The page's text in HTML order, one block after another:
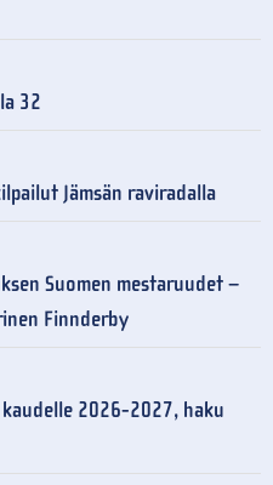
32
Jämsän raviradalla
Suomen mestaruudet –
Finnderby
2026-2027, haku